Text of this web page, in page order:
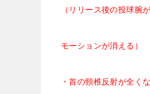
（リリース後の投球腕
モーションが消える）
・首の頸椎反射が全く